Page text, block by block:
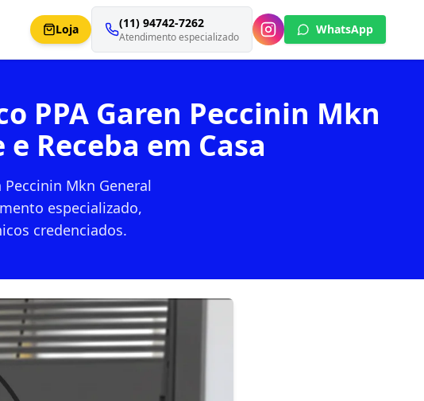
Loja (11) 94742-7262
Atendimento especializado
WhatsApp
PPA Garen Peccinin Mkn
Receba em Casa
Mkn General
especializado,
credenciados.